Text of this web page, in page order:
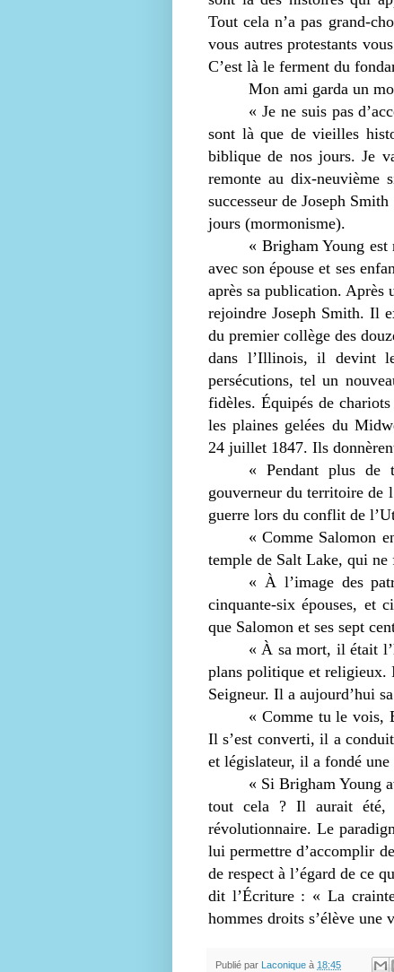
Tout cela n’a pas grand-
vous autres protestants
C’est là le ferment du
Mon ami garda un
« Je ne suis pas
sont là que de vieilles
biblique de nos jours. Je
remonte au dix-
successeur de Joseph
jours (mormonisme).
« Brigham Young
avec son épouse et ses
après sa publication. Après
rejoindre Joseph Smith. Il
du premier collège des
dans l’Illinois, il devint
persécutions, tel un
fidèles. Équipés de
les plaines gelées du
24 juillet 1847. Ils
« Pendant plus de
gouverneur du territoire de
guerre lors du conflit de
« Comme Salomon
temple de Salt Lake, qui ne
« À l’image des
cinquante-six épouses, et
que Salomon et ses sept
« À sa mort, il était
plans politique et religieux.
Seigneur. Il a aujourd’hui
« Comme tu le vois,
Il s’est converti, il a
et législateur, il a fondé
« Si Brigham Young
tout cela ? Il aurait été,
révolutionnaire. Le
lui permettre d’accomplir
de respect à l’égard de ce
dit l’Écriture : « La
hommes droits s’élève une
Publié par Laconique à 18:45